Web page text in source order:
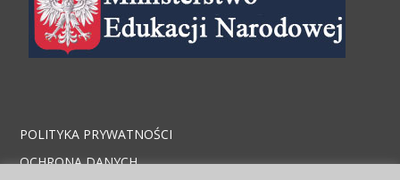
POLITYKA PRYWATNOŚCI
OCHRONA DANYCH